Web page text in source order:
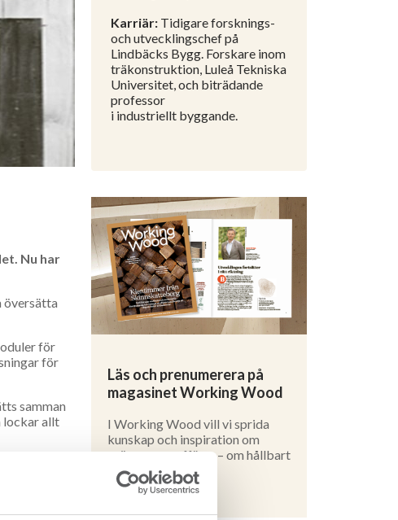
Nu har
översätta
för
för
samman
lockar allt
och
metoden.
jag mig
Karriär: Tidigare forsknings-
och utvecklingschef på
Lindbäcks Bygg. Forskare inom
träkonstruktion, Luleå Tekniska
Universitet, och biträdande
professor
i industriellt byggande.
Läs och prenumerera på
magasinet Working Wood
I Working Wood vill vi sprida
kunskap och inspiration om
grönsamma affärer – om hållbart
byggande i trä.
Läs mer